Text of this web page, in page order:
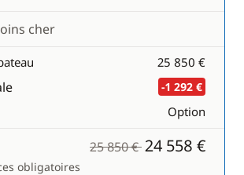
cher
25 850 €
-1 292 €
Option
25 850 €24 558 €
obligatoires